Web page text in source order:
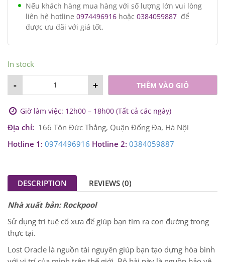
Nếu khách hàng mua hàng với số lượng lớn vui lòng
liên hệ hotline 0974496916 hoặc 0384059887 để
được ưu đãi với giá tốt.
In stock
+
- THÊM VÀO GIỎ
Giờ làm việc: 12h00 – 18h00 (Tất cả các ngày)
Địa chỉ: 166 Tôn Đức Thắng, Quận Đống Đa, Hà Nội
Hotline 1: 0974496916 Hotline 2: 0384059887
DESCRIPTION REVIEWS (0)
Nhà xuất bản:Rockpool
Sử dụng trí tuệ cổ xưa để giúp bạn tìm ra con đường trong
thực tại.
Lost Oracle là nguồn tài nguyên giúp bạn tạo dựng hòa bình